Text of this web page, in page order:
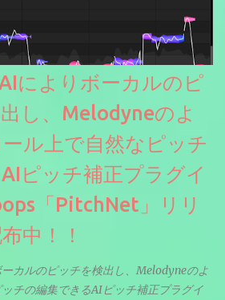
AIによりボーカルのピ
し、Melodyneのよ
ル上で自然なピッチ
ピッチ補正プラグイ
「PitchNet」リリ
中！！
ーカルのピッチを検出し、Melodyneのよ
チの編集できるAIピッチ補正プラグイ